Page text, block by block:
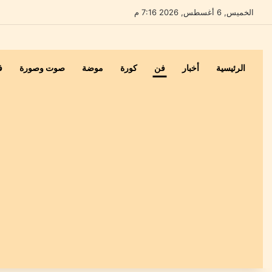
الخميس, 6 أغسطس, 2026 7:16 م
الرئيسية أخبار فن كورة موضة صوت وصورة